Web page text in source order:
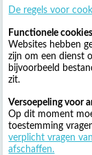
De regels voor
Functionele
Websites hebben
zijn om een dienst
bijvoorbeeld
zit.
Versoepeling voor
Op dit moment
toestemming
verplicht vragen
afschaffen.